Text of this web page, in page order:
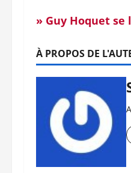
» Guy Hoquet
À PROPOS DE